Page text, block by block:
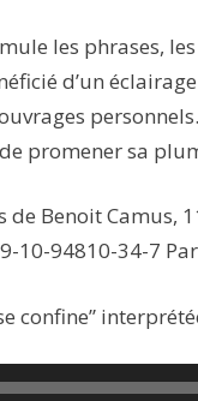
les phrases,
d’un
promener sa
Benoit Camus,
10-94810-34-7
confine”